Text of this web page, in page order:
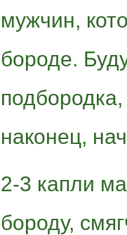
мужчин,
бороде.
наконец,
2-3 капли
бороду,